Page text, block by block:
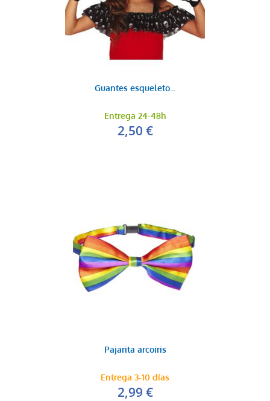
Guantes esqueleto...
Entrega 24-48h
2,50 €
Pajarita arcoiris
Entrega 3-10 días
2,99 €